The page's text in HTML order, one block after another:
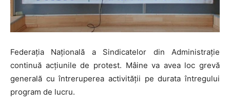
Federaţia Naţională a Sindicatelor din Administraţie
continuă acţiunile de protest. Mâine va avea loc grevă
generală cu întreruperea activităţii pe durata întregului
program de lucru.